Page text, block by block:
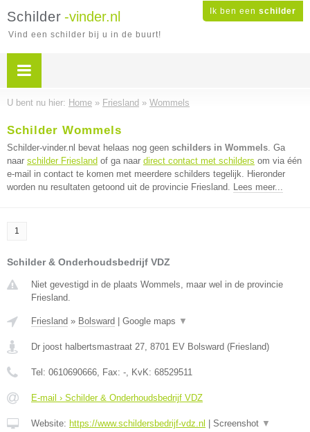
Ik ben een schilder
Schilder -vinder.nl
Vind een schilder bij u in de buurt!
U bent nu hier: Home » Friesland » Wommels
Schilder Wommels
Schilder-vinder.nl bevat helaas nog geen schilders in Wommels. Ga
naar schilder Friesland of ga naar direct contact met schilders om via één
e-mail in contact te komen met meerdere schilders tegelijk. Hieronder
worden nu resultaten getoond uit de provincie Friesland. Lees meer...
1
Schilder & Onderhoudsbedrijf VDZ
Niet gevestigd in de plaats Wommels, maar wel in de provincie
Friesland.
Friesland » Bolsward Google maps ▼
Dr joost halbertsmastraat 27, 8701 EV Bolsward (Friesland)
Tel: 0610690666, Fax: -, KvK: 68529511
E-mail › Schilder & Onderhoudsbedrijf VDZ
Website: https://www.schildersbedrijf-vdz.nl Screenshot ▼